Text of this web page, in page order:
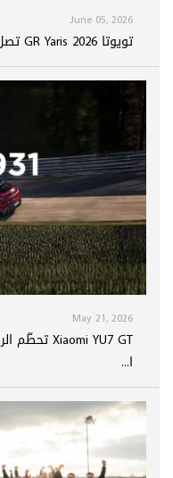
June 05, 2026
تويوتا GR Yaris 2026 تصل إلى الإمارات: سيارة راليات حقيقية ...
May 21, 2026
ا...